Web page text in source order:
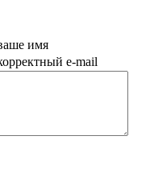
имя
e-mail